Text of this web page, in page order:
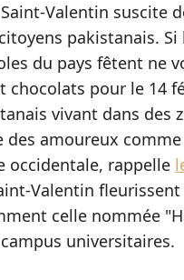
Valentin suscite
pakistanais.
du pays fêtent ne
pour le 14
vivant dans des
amoureux
occidentale, rappelle
Valentin
celle nommée
universitaires.